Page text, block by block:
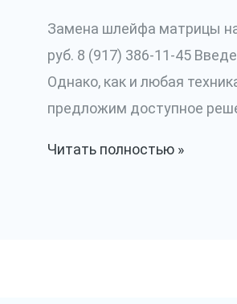
Замена шлейфа матрицы
руб. 8 (917) 386-11-45
Однако, как и любая
предложим доступное
Замена
Читать полностью »